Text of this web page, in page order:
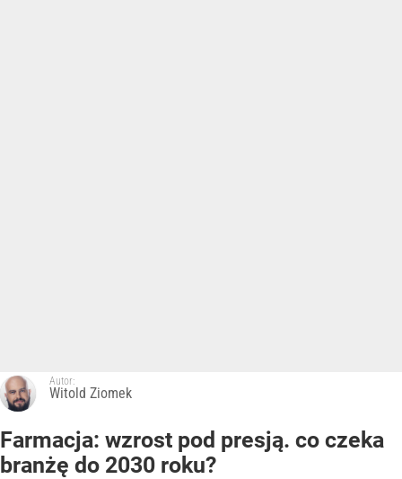
Autor:
Witold Ziomek
Farmacja: wzrost pod presją. co czeka
branżę do 2030 roku?